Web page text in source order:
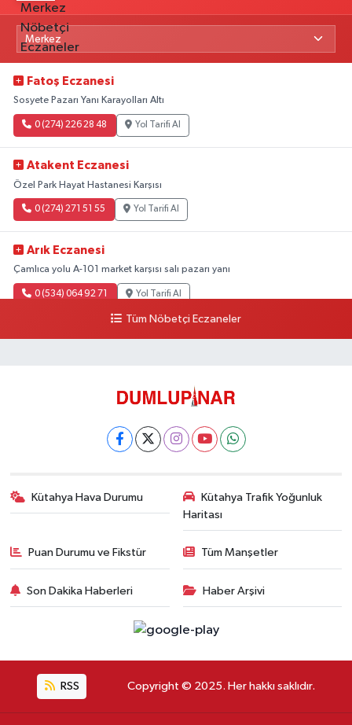
Fatoş Eczanesi
Sosyete Pazarı Yanı Karayolları Altı
0 (274) 226 28 48 Yol Tarifi Al
Atakent Eczanesi
Özel Park Hayat Hastanesi Karşısı
0 (274) 271 51 55 Yol Tarifi Al
Arık Eczanesi
Çamlıca yolu A-101 market karşısı salı pazarı yanı
0 (534) 064 92 71 Yol Tarifi Al
Tüm Nöbetçi Eczaneler
Kütahya Hava Durumu
Kütahya Trafik Yoğunluk
Haritası
Puan Durumu ve Fikstür Tüm Manşetler
Son Dakika Haberleri Haber Arşivi
RSS Copyright © 2025. Her hakkı saklıdır.